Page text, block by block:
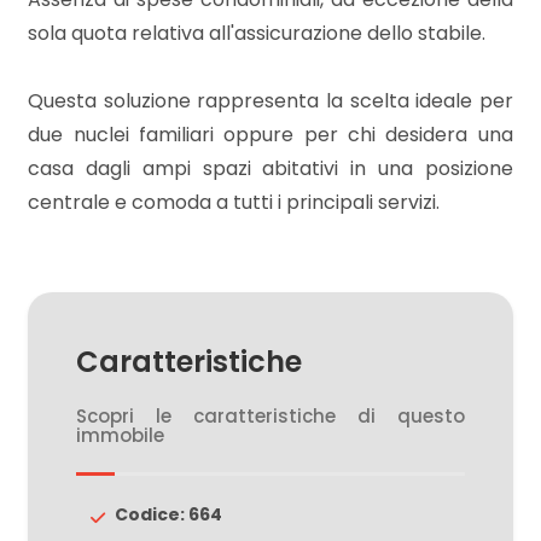
sola quota relativa all'assicurazione dello stabile.
Questa soluzione rappresenta la scelta ideale per
due nuclei familiari oppure per chi desidera una
casa dagli ampi spazi abitativi in una posizione
centrale e comoda a tutti i principali servizi.
Caratteristiche
Scopri le caratteristiche di questo
immobile
Codice: 664
4
5
Camere